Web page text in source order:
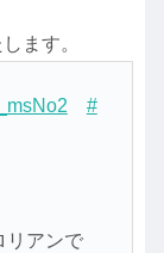
ます。
#
リアンで